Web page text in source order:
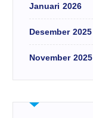
Januari 2026
Desember 2025
November 2025